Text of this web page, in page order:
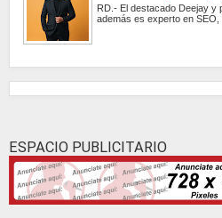
RD.- El destacado Deejay y
además es experto en SEO,
ESPACIO PUBLICITARIO